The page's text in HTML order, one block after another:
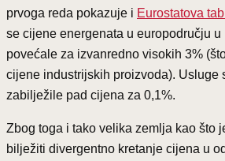
prvoga reda pokazuje i Eurostatova
se cijene energenata u europodručju u
povećale za izvanredno visokih 3%
cijene industrijskih proizvoda). Usluge
zabilježile pad cijena za 0,1%.
Zbog toga i tako velika zemlja kao što
bilježiti divergentno kretanje cijena u